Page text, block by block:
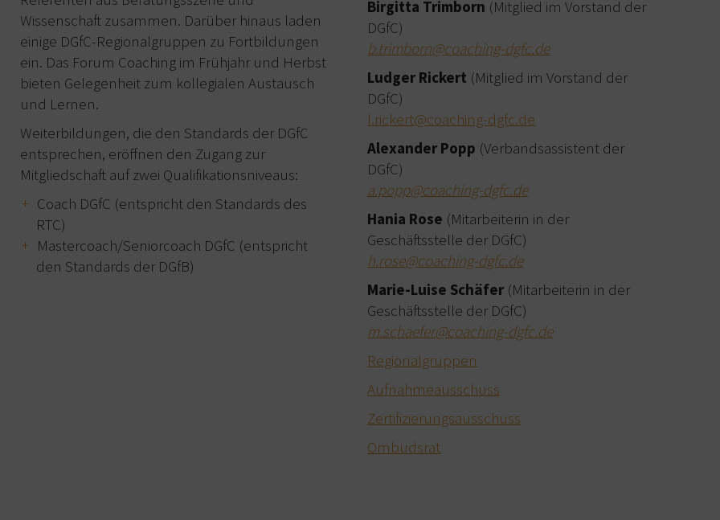
Wissenschaft zusammen. Darüber hinaus laden
einige DGfC-Regionalgruppen zu Fortbildungen
ein. Das Forum Coaching im Frühjahr und Herbst
bieten Gelegenheit zum kollegialen Austausch
und Lernen.
Weiterbildungen, die den Standards der DGfC
entsprechen, eröffnen den Zugang zur
Mitgliedschaft auf zwei Qualifikationsniveaus:
Coach DGfC (entspricht den Standards des
RTC)
Mastercoach/Seniorcoach DGfC (entspricht
den Standards der DGfB)
Birgitta Trimborn (Mitglied im Vorstand der
DGfC)
b.trimborn@coaching-dgfc.de
Ludger Rickert (Mitglied im Vorstand der
DGfC)
l.rickert@coaching-dgfc.de
Alexander Popp (Verbandsassistent der
DGfC)
a.popp@coaching-dgfc.de
Hania Rose (Mitarbeiterin in der
Geschäftsstelle der DGfC)
h.rose@coaching-dgfc.de
Marie-Luise Schäfer (Mitarbeiterin in der
Geschäftsstelle der DGfC)
m.schaefer@coaching-dgfc.de
Regionalgruppen
Aufnahmeausschuss
Zertifizierungsausschuss
Ombudsrat